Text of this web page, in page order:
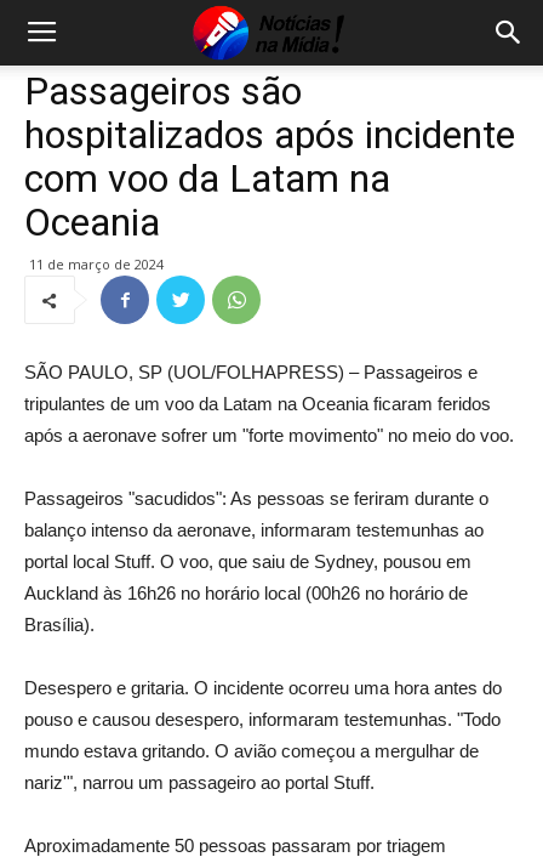
Passageiros são
hospitalizados após incidente
com voo da Latam na
Oceania
11 de março de 2024
SÃO PAULO, SP (UOL/FOLHAPRESS) – Passageiros e
tripulantes de um voo da Latam na Oceania ficaram feridos
após a aeronave sofrer um "forte movimento" no meio do voo.
Passageiros "sacudidos": As pessoas se feriram durante o
balanço intenso da aeronave, informaram testemunhas ao
portal local Stuff. O voo, que saiu de Sydney, pousou em
Auckland às 16h26 no horário local (00h26 no horário de
Brasília).
Desespero e gritaria. O incidente ocorreu uma hora antes do
pouso e causou desespero, informaram testemunhas. "Todo
mundo estava gritando. O avião começou a mergulhar de
nariz'", narrou um passageiro ao portal Stuff.
Aproximadamente 50 pessoas passaram por triagem